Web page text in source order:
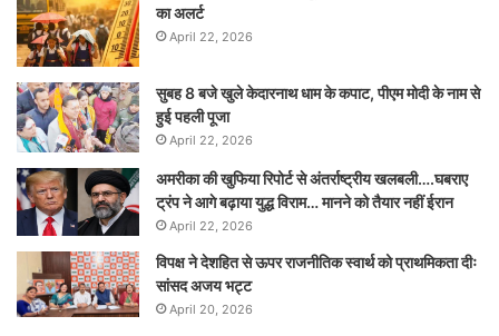
का अलर्ट
April 22, 2026
सुबह 8 बजे खुले केदारनाथ धाम के कपाट, पीएम मोदी के नाम से
हुई पहली पूजा
April 22, 2026
अमरीका की खुफिया रिपोर्ट से अंतर्राष्ट्रीय खलबली….घबराए
ट्रंप ने आगे बढ़ाया युद्ध विराम… मानने को तैयार नहीं ईरान
April 22, 2026
विपक्ष ने देशहित से ऊपर राजनीतिक स्वार्थ को प्राथमिकता दीः
सांसद अजय भट्ट
April 20, 2026